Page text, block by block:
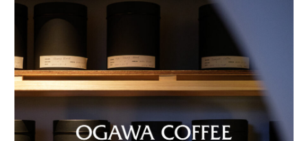
2022
2021
2020
重要なお知らせ